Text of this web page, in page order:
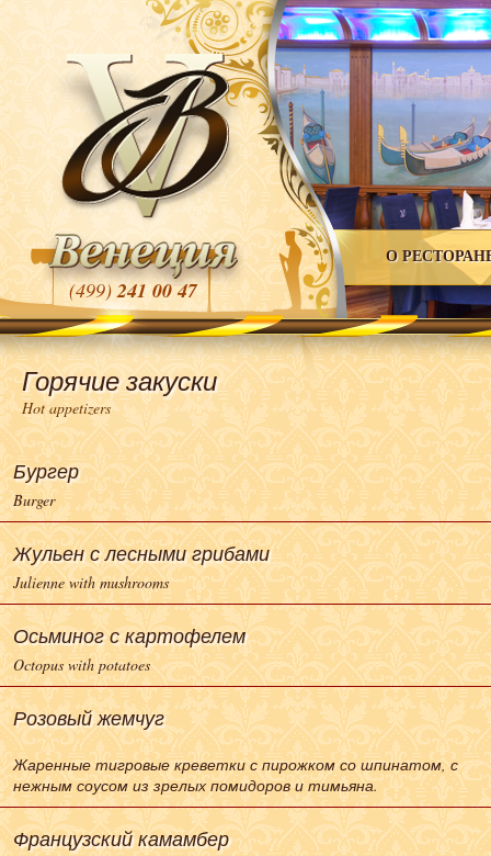
(499)241 00 47
О
Горячие закуски
Hot appetizers
Бургер
Burger
Жульен с лесными грибами
Julienne with mushrooms
Осьминог с картофелем
Octopus with potatoes
Розовый жемчуг
Жаренные тигровые креветки с пирожком со шпинатом, с
нежным соусом из зрелых помидоров и тимьяна.
Французский камамбер